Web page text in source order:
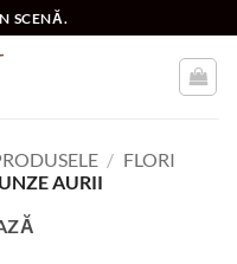
SCENĂ.
/ FLORI
AURII